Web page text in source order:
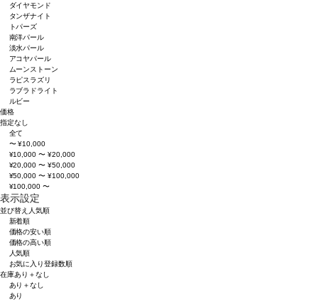
ダイヤモンド
タンザナイト
トパーズ
南洋パール
淡水パール
アコヤパール
ムーンストーン
ラピスラズリ
ラブラドライト
ルビー
価格
指定なし
全て
〜 ¥10,000
¥10,000 〜 ¥20,000
¥20,000 〜 ¥50,000
¥50,000 〜 ¥100,000
¥100,000 〜
表示設定
並び替え 人気順
新着順
価格の安い順
価格の高い順
人気順
お気に入り登録数順
在庫あり＋なし
あり＋なし
あり